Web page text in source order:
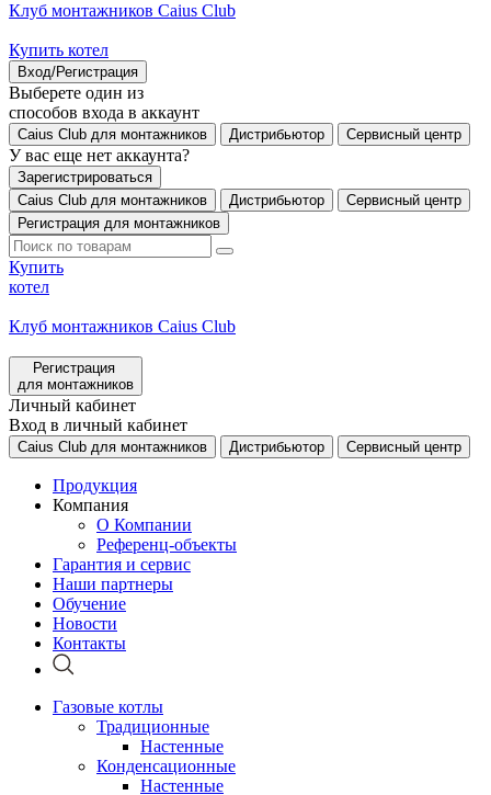
Клуб монтажников Caius Club
Купить котел
Вход/Регистрация
Выберете один из
способов входа в аккаунт
Caius Club для монтажников Дистрибьютор Сервисный центр
У вас еще нет аккаунта?
Зарегистрироваться
Caius Club для монтажников
Дистрибьютор
Сервисный центр
Регистрация для монтажников
Купить
котел
Клуб монтажников Caius Club
Регистрация
для монтажников
Личный кабинет
Вход в личный кабинет
Caius Club для монтажников Дистрибьютор Сервисный центр
Продукция
Компания
О Компании
Референц-объекты
Гарантия и сервис
Наши партнеры
Обучение
Новости
Контакты
Газовые котлы
Традиционные
Настенные
Конденсационные
Настенные